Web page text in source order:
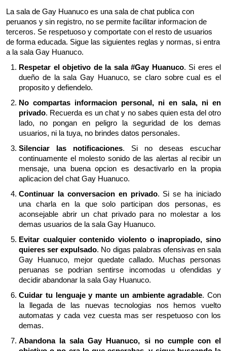
La sala de Gay Huanuco es una sala de chat publica con
peruanos y sin registro, no se permite facilitar informacion de
terceros. Se respetuoso y comportate con el resto de usuarios
de forma educada. Sigue las siguientes reglas y normas, si entra
a la sala Gay Huanuco.
Respetar el objetivo de la sala #Gay Huanuco. Si eres el
dueño de la sala Gay Huanuco, se claro sobre cual es el
proposito y defiendelo.
No compartas informacion personal, ni en sala, ni en
privado. Recuerda es un chat y no sabes quien esta del otro
lado, no pongan en peligro la seguridad de los demas
usuarios, ni la tuya, no brindes datos personales.
Silenciar las notificaciones. Si no deseas escuchar
continuamente el molesto sonido de las alertas al recibir un
mensaje, una buena opcion es desactivarlo en la propia
aplicacion del chat Gay Huanuco.
Continuar la conversacion en privado. Si se ha iniciado
una charla en la que solo participan dos personas, es
aconsejable abrir un chat privado para no molestar a los
demas usuarios de la sala Gay Huanuco.
Evitar cualquier contenido violento o inapropiado, sino
quieres ser expulsado. No digas palabras ofensivas en sala
Gay Huanuco, mejor quedate callado. Muchas personas
peruanas se podrian sentirse incomodas u ofendidas y
decidir abandonar la sala Gay Huanuco.
Cuidar tu lenguaje y mante un ambiente agradable. Con
la llegada de las nuevas tecnologias nos hemos vuelto
automatas y cada vez cuesta mas ser respetuoso con los
demas.
Abandona la sala Gay Huanuco, si no cumple con el